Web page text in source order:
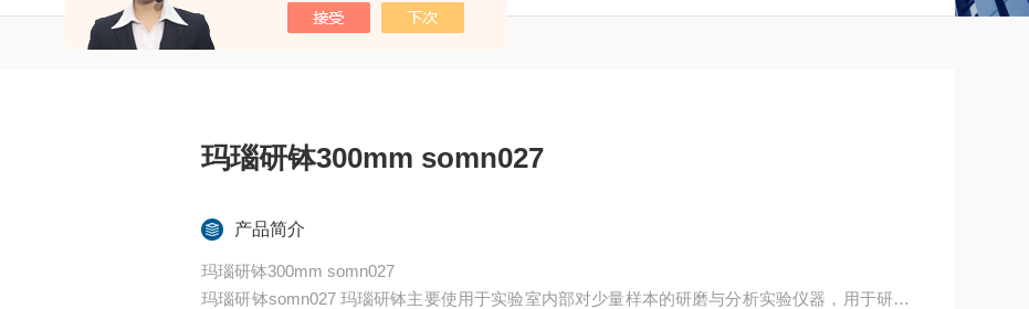
玛瑙研钵300mm somn027
产品简介
玛瑙研钵300mm somn027
玛瑙研钵somn027 玛瑙研钵主要使用于实验室内部对少量样本的研磨与分析实验仪器，用于研磨